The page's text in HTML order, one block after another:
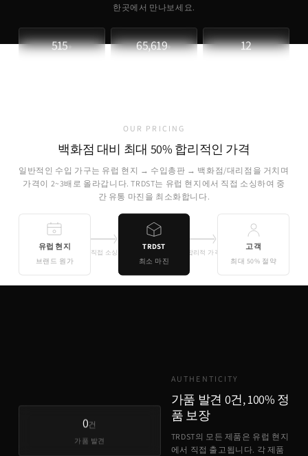
한곳에서 만나보세요.
515+ 65,619+ 12
OUR PRICING
백화점 대비 최대 50% 합리적인 가격
일반적인 수입 가구는 유럽 현지 → 수입총판 → 백화점/대리점을 거치며
가격이 2~3배로 올라갑니다. TRDST는 유럽 현지에서 직접 소싱하여 중
간 유통 마진을 최소화합니다.
유럽 현지
브랜드 원가
직접 소싱
TRDST
최소 마진
합리적 가격
고객
최대 50% 절약
AUTHENTICITY
가품 발견 0건, 100% 정
품 보장
TRDST의 모든 제품은 유럽 현지
에서 직접 출고됩니다. 각 제품
0건
가품 발견